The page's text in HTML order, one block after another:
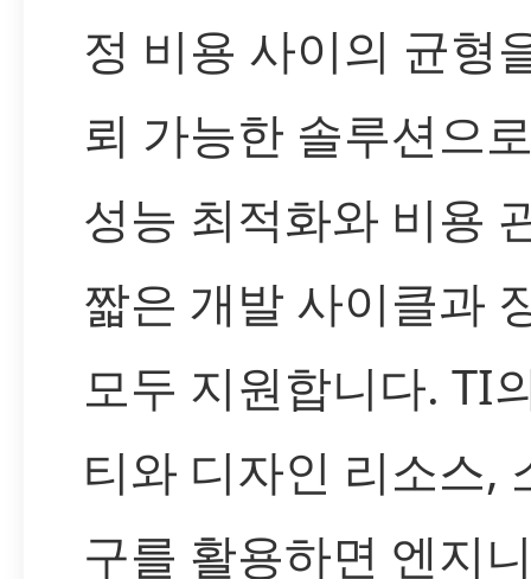
정 비용 사이의 균형
뢰 가능한 솔루션으
성능 최적화와 비용
짧은 개발 사이클과
모두 지원합니다. TI
티와 디자인 리소스,
구를 활용하면 엔지